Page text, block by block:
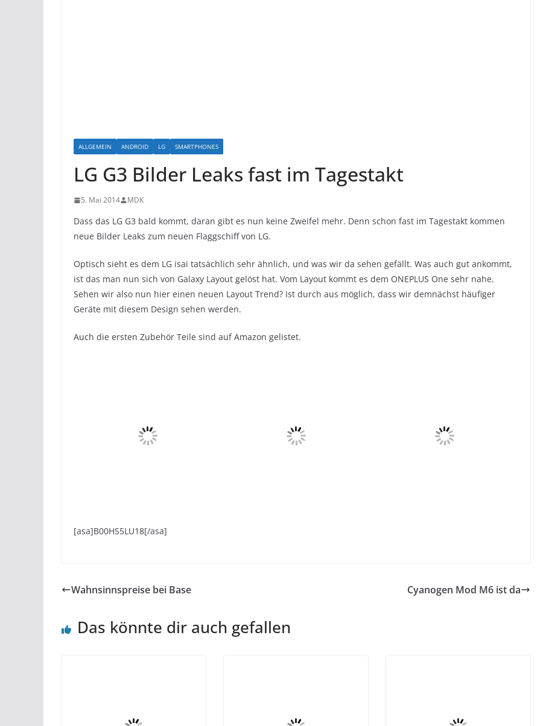
ALLGEMEIN ANDROID LG SMARTPHONES
LG G3 Bilder Leaks fast im Tagestakt
5. Mai 2014 MDK
Dass das LG G3 bald kommt, daran gibt es nun keine Zweifel mehr. Denn schon fast im Tagestakt kommen
neue Bilder Leaks zum neuen Flaggschiff von LG.
Optisch sieht es dem LG isai tatsächlich sehr ähnlich, und was wir da sehen gefällt. Was auch gut ankommt,
ist das man nun sich von Galaxy Layout gelöst hat. Vom Layout kommt es dem ONEPLUS One sehr nahe.
Sehen wir also nun hier einen neuen Layout Trend? Ist durch aus möglich, dass wir demnächst häufiger
Geräte mit diesem Design sehen werden.
Auch die ersten Zubehör Teile sind auf Amazon gelistet.
[asa]B00HS5LU18[/asa]
Wahnsinnspreise bei Base Cyanogen Mod M6 ist da
Das könnte dir auch gefallen